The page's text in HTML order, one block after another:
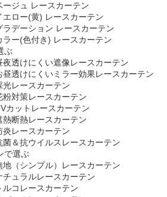
ージュ レースカーテン
エロー(黄) レースカーテン
ラデーション レースカーテン
ラー(色付き) レースカーテン
ぶ
夜透けにくい遮像レースカーテン
昼透けにくいミラー効果レースカーテン
光レースカーテン
粉対策レースカーテン
カットレースカーテン
熱断熱レースカーテン
炎レースカーテン
菌＆抗ウイルスレースカーテン
で選ぶ
地（シンプル）レースカーテン
チュラルレースカーテン
ルコレースカーテン